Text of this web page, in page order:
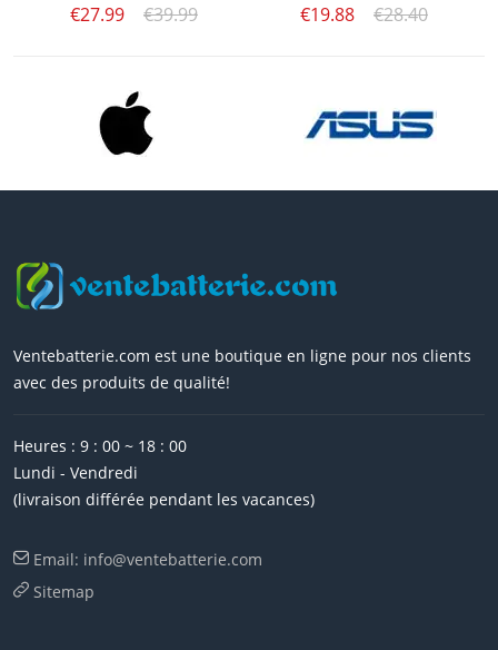
€27.99 €39.99 €19.88 €28.40
Ventebatterie.com est une boutique en ligne pour nos clients
avec des produits de qualité!
Heures : 9 : 00 ~ 18 : 00
Lundi - Vendredi
(livraison différée pendant les vacances)
Email: info@ventebatterie.com
Sitemap